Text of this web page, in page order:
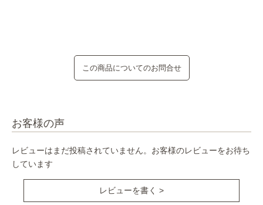
この商品についてのお問合せ
お客様の声
レビューはまだ投稿されていません。お客様のレビューをお待ち
しています
レビューを書く >